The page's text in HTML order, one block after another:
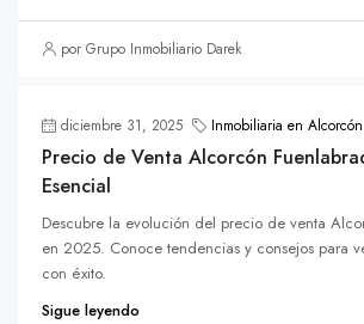
por Grupo Inmobiliario Darek
diciembre 31, 2025 Inmobiliaria en Alcorcón
Precio de Venta Alcorcón
Esencial
Descubre la evolución del precio de venta
en 2025. Conoce tendencias y consejos para
con éxito.
Sigue leyendo